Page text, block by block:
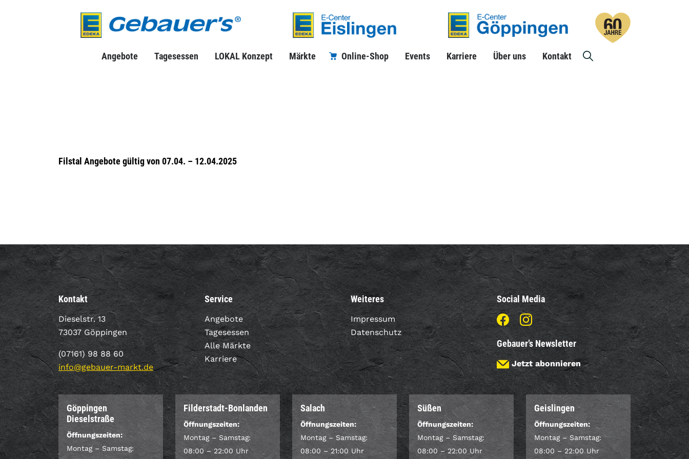
Angebote Tagesessen LOKAL Konzept Märkte Online-Shop Events Karriere Über uns Kontakt
Suche
Filstal Angebote gültig von 07.04. – 12.04.2025
Kontakt
Dieselstr. 13
73037 Göppingen
(07161) 98 88 60
info@gebauer-markt.de
Service
Angebote
Tagesessen
Alle Märkte
Karriere
Weiteres
Impressum
Datenschutz
Social Media
Gebauer’s Newsletter
Jetzt abonnieren
Göppingen
Dieselstraße
Öffnungszeiten:
Montag – Samstag:
Filderstadt-Bonlanden
Öffnungszeiten:
Montag – Samstag:
08:00 – 22:00 Uhr
Salach
Öffnungszeiten:
Montag – Samstag:
08:00 – 21:00 Uhr
Süßen
Öffnungszeiten:
Montag – Samstag:
08:00 – 22:00 Uhr
Geislingen
Öffnungszeiten:
Montag – Samstag:
08:00 – 22:00 Uhr